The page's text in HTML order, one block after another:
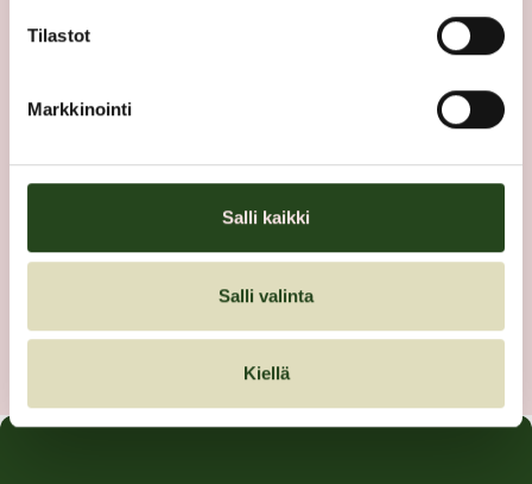
Tilastot
Markkinointi
Salli kaikki
Salli valinta
Kiellä